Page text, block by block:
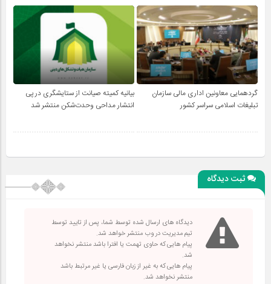
گردهمایی معاونین اداری مالی سازمان
تبلیغات اسلامی سراسر کشور
بیانیه کمیته صیانت از ستایشگری در پی
انتشار مداحی وحدت‌شکن منتشر شد
ثبت دیدگاه
دیدگاه های ارسال شده توسط شما، پس از تایید توسط
تیم مدیریت در وب منتشر خواهد شد.
پیام هایی که حاوی تهمت یا افترا باشد منتشر نخواهد
شد.
پیام هایی که به غیر از زبان فارسی یا غیر مرتبط باشد
منتشر نخواهد شد.